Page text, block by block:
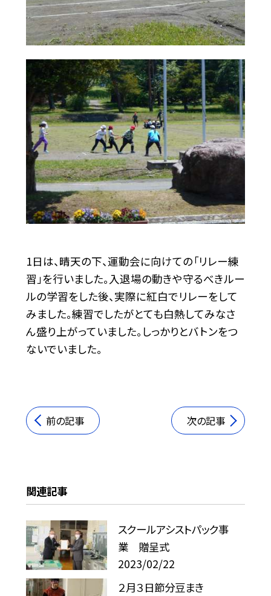
1日は、晴天の下、運動会に向けての「リレー練
習」を行いました。入退場の動きや守るべきルー
ルの学習をした後、実際に紅白でリレーをして
みました。練習でしたがとても白熱してみなさ
ん盛り上がっていました。しっかりとバトンをつ
ないでいました。
前の記事 次の記事
関連記事
スクールアシストパック事
業 贈呈式
2023/02/22
２月３日節分豆まき